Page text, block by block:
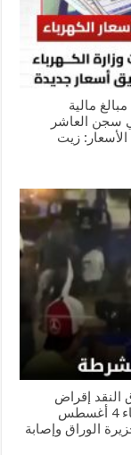
مالية
سجن العاشر
حصاد ارتفاع الأسعار: زيت
النقد إقراض
الحكومة رغم تراجع مؤشرات الاقتصاد؟.. الثلاثاء 4 أغسطس
الوراق وإصابة